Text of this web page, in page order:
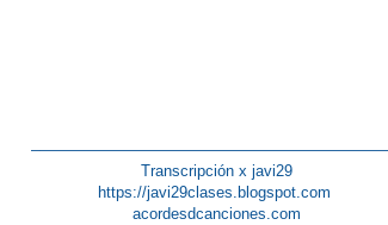
–
Transcripción x javi29
https://javi29clases.blogspot.com
acordesdcanciones.com